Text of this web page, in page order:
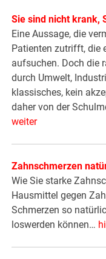
Sie sind nicht krank,
Eine Aussage, die
Patienten zutrifft, die
aufsuchen. Doch die
durch Umwelt,
klassisches, kein
daher von der
weiter
Zahnschmerzen
Wie Sie starke
Hausmittel gegen
Schmerzen so
loswerden können…